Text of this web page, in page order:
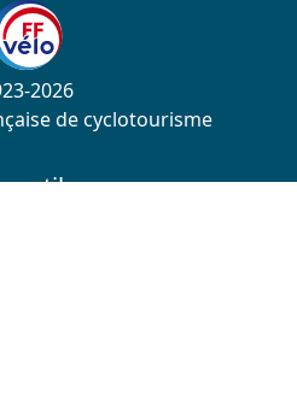
2026
de cyclotourisme
utiles